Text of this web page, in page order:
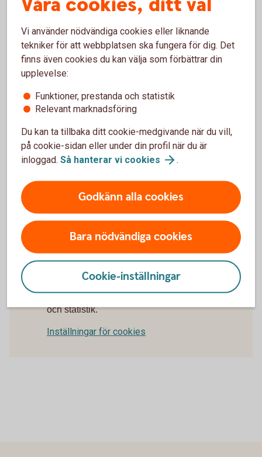
kapitalförsäkringar som erbjuds via Swedbank och
sparbankerna
Faktablad räntebärande papper (pdf)
Faktablad för värdepapper
Faktablad för de värdepapper som du kan köpa via
Swedbank och sparbankerna hittar du genom att söka fram
dem i sökfunktionen här nedan.
För att se detta innehåll behöver du först
godkänna cookies för Funktioner, prestanda
och statistik.
Inställningar för cookies
Vi använder nödvändiga cookies eller liknande
tekniker för att webbplatsen ska fungera för dig. Det
finns även cookies du kan välja som förbättrar din
upplevelse:
Funktioner, prestanda och statistik
Relevant marknadsföring
Du kan ta tillbaka ditt cookie-medgivande när du vill,
på cookie-sidan eller under din profil när du är
inloggad. Så hanterar vi cookies .
Godkänn alla cookies
Bara nödvändiga cookies
Cookie-inställningar